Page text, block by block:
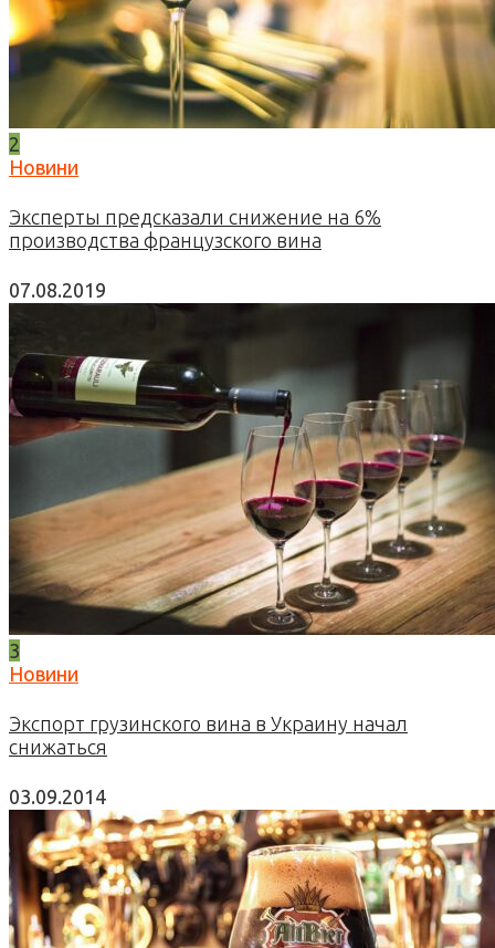
2
Новини
Эксперты предсказали снижение на 6%
производства французского вина
07.08.2019
3
Новини
Экспорт грузинского вина в Украину начал
снижаться
03.09.2014